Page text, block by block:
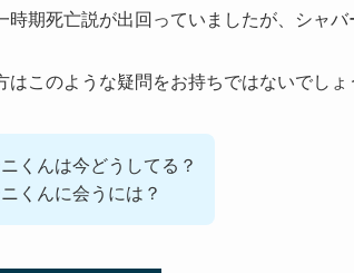
時期死亡説が出回っていましたが、シャ
はこのような疑問をお持ちではないでしょ
くんは今どうしてる？
くんに会うには？